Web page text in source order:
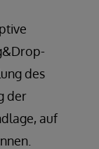
des
der
auf